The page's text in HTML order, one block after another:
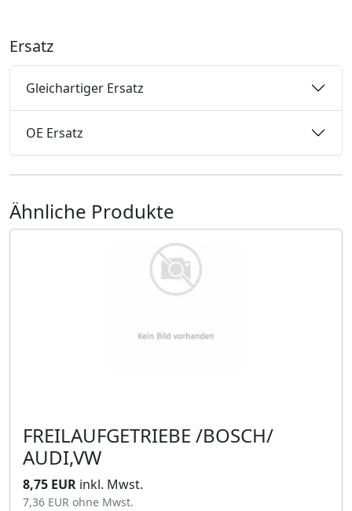
Ersatz
Gleichartiger Ersatz
OE Ersatz
Ähnliche Produkte
FREILAUFGETRIEBE /BOSCH/
AUDI,VW
8,75 EUR inkl. Mwst.
7,36 EUR ohne Mwst.